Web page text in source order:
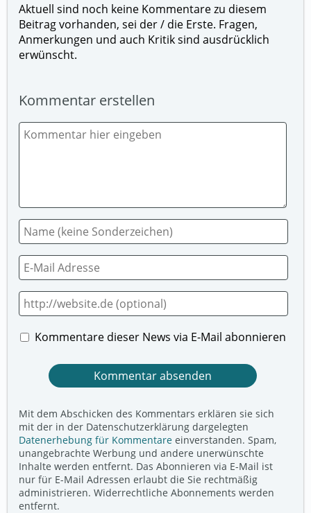
Aktuell sind noch keine Kommentare zu diesem
Beitrag vorhanden, sei der / die Erste. Fragen,
Anmerkungen und auch Kritik sind ausdrücklich
erwünscht.
Kommentar erstellen
Kommentare dieser News via E-Mail abonnieren
Mit dem Abschicken des Kommentars erklären sie sich
mit der in der Datenschutzerklärung dargelegten
Datenerhebung für Kommentare einverstanden. Spam,
unangebrachte Werbung und andere unerwünschte
Inhalte werden entfernt. Das Abonnieren via E-Mail ist
nur für E-Mail Adressen erlaubt die Sie rechtmäßig
administrieren. Widerrechtliche Abonnements werden
entfernt.